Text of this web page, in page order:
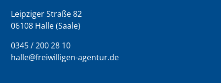
Leipziger Straße 82
06108 Halle (Saale)
0345 / 200 28 10
halle@freiwilligen-agentur.de